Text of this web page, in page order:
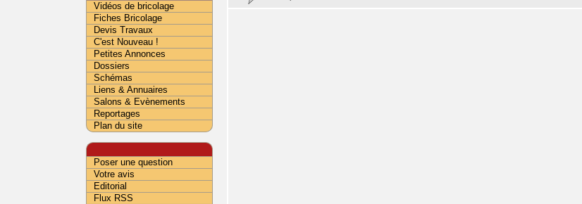
Vidéos de bricolage
Fiches Bricolage
Devis Travaux
C'est Nouveau !
Petites Annonces
Dossiers
Schémas
Liens & Annuaires
Salons & Evènements
Reportages
Plan du site
Poser une question
Votre avis
Editorial
Flux RSS